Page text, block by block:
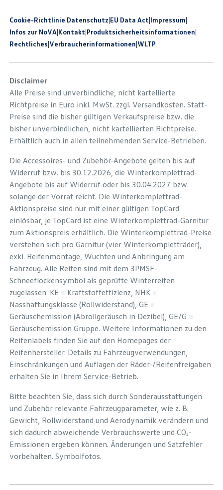
Cookie-Richtlinie|Datenschutz|EU Data Act|Impressum|
Infos zur NoVA|Kontakt|Produkt­sicherheits­informationen|
Rechtliches|Verbraucherinformationen|WLTP
Disclaimer
Alle Preise sind unverbindliche, nicht kartellierte
Richtpreise in Euro inkl. MwSt. zzgl. Versandkosten. Statt-
Preise sind die bisher gültigen Verkaufspreise bzw. die
bisher unverbindlichen, nicht kartellierten Richtpreise.
Erhältlich auch in allen teilnehmenden Service-Betrieben.
Die Accessoires- und Zubehör-Angebote gelten bis auf
Widerruf bzw. bis 30.12.2026, die Winterkomplettrad-
Angebote bis auf Widerruf oder bis 30.04.2027 bzw.
solange der Vorrat reicht. Die Winterkomplettrad-
Aktionspreise sind nur mit einer gültigen TopCard
einlösbar, je TopCard ist eine Winterkomplettrad-Garnitur
zum Aktionspreis erhältlich. Die Winterkomplettrad-Preise
verstehen sich pro Garnitur (vier Winterkompletträder),
exkl. Reifenmontage, Wuchten und Anbringung am
Fahrzeug. Alle Reifen sind mit dem 3PMSF-
Schneeflockensymbol als geprüfte Winterreifen
zugelassen. KE = Kraftstoffeffizienz, NHK =
Nasshaftungsklasse (Rollwiderstand), GE =
Geräuschemission (Abrollgeräusch in Dezibel), GE/G =
Geräuschemission Gruppe. Weitere Informationen zu den
Reifenlabels finden Sie auf den Homepages der
Reifenhersteller. Details zu Fahrzeugverwendungen,
Einschränkungen und Auflagen der Räder-/Reifenfreigaben
erhalten Sie in Ihrem Service-Betrieb.
Bitte beachten Sie, dass sich durch Sonderausstattungen
und Zubehör relevante Fahrzeugparameter, wie z. B.
Gewicht, Rollwiderstand und Aerodynamik verändern und
sich dadurch abweichende Verbrauchswerte und CO₂-
Emissionen ergeben können. Änderungen und Satzfehler
vorbehalten. Symbolfotos.